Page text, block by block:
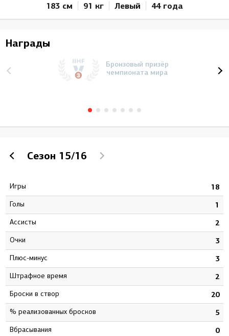
183 см 91 кг Левый 44 года
Награды
Бронзовый призёр
чемпионата мира
Сезон 15/16
Игры 18
Голы 1
Ассисты 2
Очки 3
Плюс-минус 3
штрафное время 2
Броски в створ 20
% реализованных бросков 5
Вбрасывания 0